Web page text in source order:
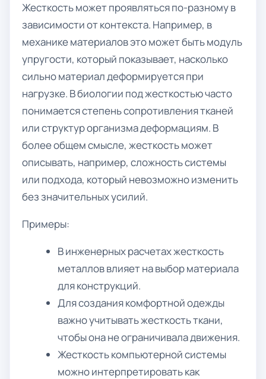
Жесткость может проявляться по-разному в
зависимости от контекста. Например, в
механике материалов это может быть модуль
упругости, который показывает, насколько
сильно материал деформируется при
нагрузке. В биологии под жесткостью часто
понимается степень сопротивления тканей
или структур организма деформациям. В
более общем смысле, жесткость может
описывать, например, сложность системы
или подхода, который невозможно изменить
без значительных усилий.
Примеры:
В инженерных расчетах жесткость
металлов влияет на выбор материала
для конструкций.
Для создания комфортной одежды
важно учитывать жесткость ткани,
чтобы она не ограничивала движения.
Жесткость компьютерной системы
можно интерпретировать как